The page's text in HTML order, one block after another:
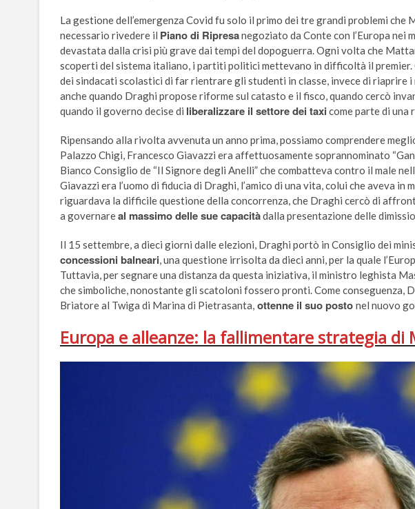
La gestione dell’emergenza Covid fu solo il primo dei tre grandi problemi
necessario rivedere il Piano di Ripresanegoziato da Conte con l’Europa nei
devastata dalla crisi più grave dai tempi del dopoguerra. Ogni volta che
scoperti del sistema italiano, i partiti politici mettevano in difficoltà il
dei sindacati scolastici di far rientrare gli studenti in classe, invece di riaprire
anche quando Draghi propose riforme sul catasto e il fisco, quando cercò
quando il governo decise di liberalizzare il settore dei taxi come parte di una
Ripensando alla rivolta avvenuta un anno prima, possiamo comprendere
Palazzo Chigi, Francesco Giavazzi era affettuosamente soprannominato
Bianco Consiglio de “Il Signore degli Anelli” che combatteva contro il male
Giavazzi era l’uomo di fiducia di Draghi, l’amico di una vita, colui che aveva in
riguardava la difficile questione della concorrenza, che Draghi cercò di
a governareal massimo delle sue capacitàdalla presentazione delle
Il 15 settembre, a dieci giorni dalle elezioni, Draghi portò in Consiglio dei
concessioni balneari, una questione irrisolta da dieci anni, per la quale
Tuttavia, per segnare una distanza da questa iniziativa, il ministro leghista
che simboliche, nonostante gli scatoloni fossero pronti. Come conseguenza,
Briatore al Twiga di Marina di Pietrasanta, ottenne il suo posto nel nuovo
Europa e alleanze: la fallimentare strategia di